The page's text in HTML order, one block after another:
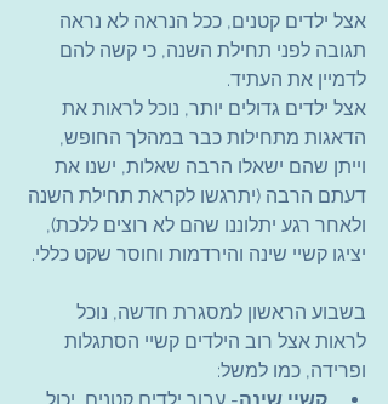
אצל ילדים קטנים, ככל הנראה לא נראה
תגובה לפני תחילת השנה, כי קשה להם
לדמיין את העתיד.
אצל ילדים גדולים יותר, נוכל לראות את
הדאגות מתחילות כבר במהלך החופש,
וייתן שהם ישאלו הרבה שאלות, ישנו את
דעתם הרבה (יתרגשו לקראת תחילת השנה
ולאחר רגע יתלוננו שהם לא רוצים ללכת),
יציגו קשיי שינה והירדמות וחוסר שקט כללי.
בשבוע הראשון למסגרת חדשה, נוכל
לראות אצל רוב הילדים קשיי הסתגלות
ופרידה, כמו למשל: